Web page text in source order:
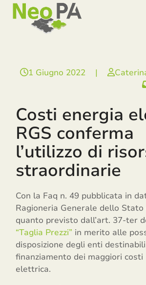
SkipOpen
mobile
menu
Close
mobile
menu
1 Giugno 2022 |
Costi energia
RGS conferma
l’utilizzo di
straordinarie
Con la Faq n. 49 pubblicata in
Ragioneria Generale dello Stato
quanto previsto dall’art. 37-ter
“Taglia Prezzi” in merito alle
disposizione degli enti
finanziamento dei maggiori costi
elettrica.